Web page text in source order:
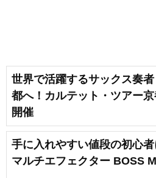
世界で活躍するサックス奏
都へ！カルテット・ツアー
開催
手に入れやすい値段の初心
マルチエフェクター BOSS